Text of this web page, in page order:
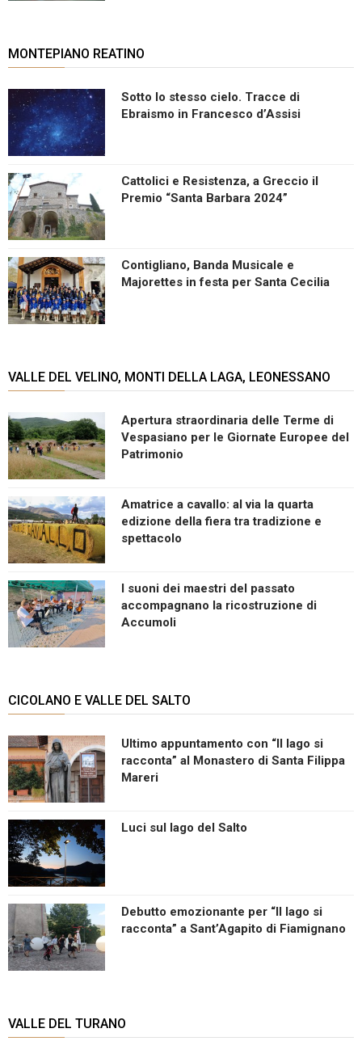
MONTEPIANO REATINO
Sotto lo stesso cielo. Tracce di
Ebraismo in Francesco d’Assisi
Cattolici e Resistenza, a Greccio il
Premio “Santa Barbara 2024”
Contigliano, Banda Musicale e
Majorettes in festa per Santa Cecilia
VALLE DEL VELINO, MONTI DELLA LAGA, LEONESSANO
Apertura straordinaria delle Terme di
Vespasiano per le Giornate Europee del
Patrimonio
Amatrice a cavallo: al via la quarta
edizione della fiera tra tradizione e
spettacolo
I suoni dei maestri del passato
accompagnano la ricostruzione di
Accumoli
CICOLANO E VALLE DEL SALTO
Ultimo appuntamento con “Il lago si
racconta” al Monastero di Santa Filippa
Mareri
Luci sul lago del Salto
Debutto emozionante per “Il lago si
racconta” a Sant’Agapito di Fiamignano
VALLE DEL TURANO